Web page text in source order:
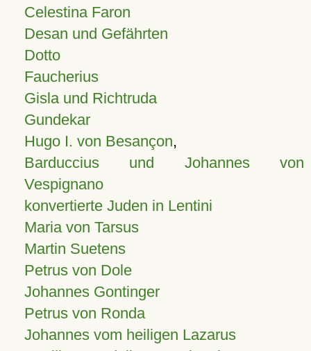
Celestina Faron
Desan und Gefährten
Dotto
Faucherius
Gisla und Richtruda
Gundekar
Hugo I. von Besançon,
Barduccius und Johannes von
Vespignano
konvertierte Juden in Lentini
Maria von Tarsus
Martin Suetens
Petrus von Dole
Johannes Gontinger
Petrus von Ronda
Johannes vom heiligen Lazarus